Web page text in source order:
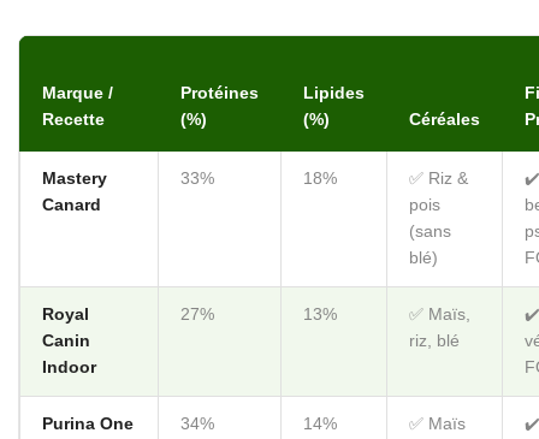
Marque /
Recette
Protéines
(%)
Lipides
(%)
Céréales
Mastery
Canard
33% 18%
✅ Riz &
pois
(sans
blé)
✔️
Royal
Canin
Indoor
27% 13%
✅ Maïs,
riz, blé
✔️
Purina One
34% 14%
✅ Maïs
✔️